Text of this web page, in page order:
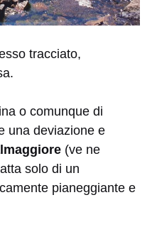
tracciato,
o comunque di
una deviazione e
(ve ne
solo di un
pianeggiante e